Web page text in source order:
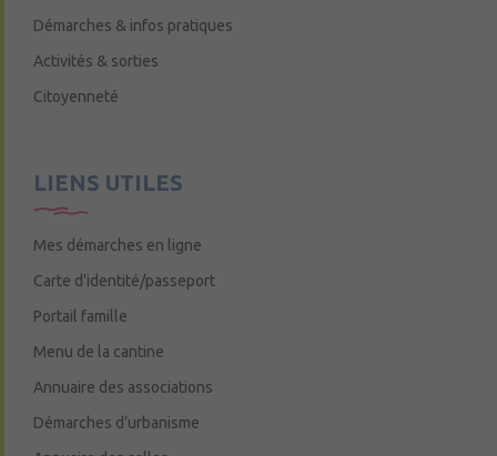
Démarches & infos pratiques
Activités & sorties
Citoyenneté
LIENS UTILES
Mes démarches en ligne
Carte d’identité/passeport
Portail famille
Menu de la cantine
Annuaire des associations
Démarches d’urbanisme